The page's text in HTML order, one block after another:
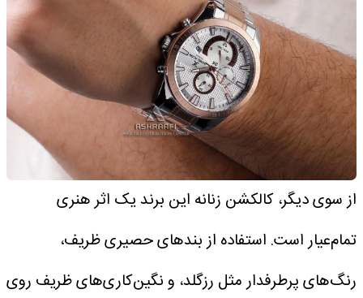
از سوی دیگر، کالکشن زنانه این برند یک اثر هنری
تمام‌عیار است. استفاده از بندهای حصیری ظریف،
رنگ‌های پرطرفدار مثل رزگلد، و نگین‌کاری‌های ظریف روی